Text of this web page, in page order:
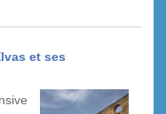
et ses